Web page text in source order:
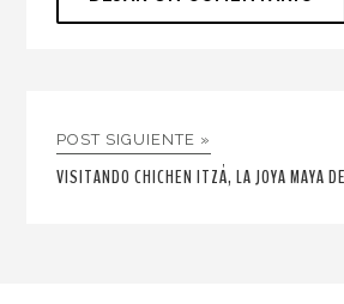
POST SIGUIENTE »
VISITANDO CHICHEN ITZÁ, LA JOYA MAYA